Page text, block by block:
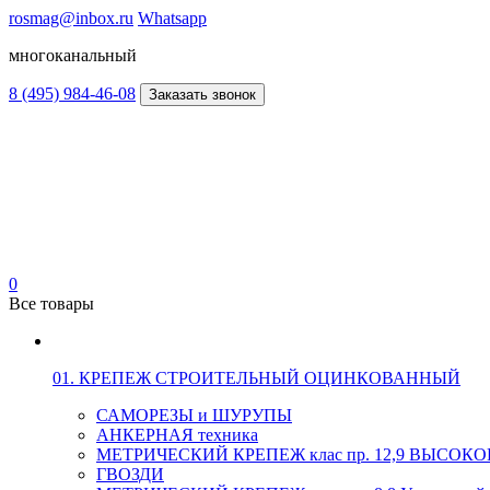
rosmag@inbox.ru Whatsapp
многоканальный
8 (495) 984-46-08 Заказать звонок
0
Все товары
01. КРЕПЕЖ СТРОИТЕЛЬНЫЙ ОЦИНКОВАННЫЙ
САМОРЕЗЫ и ШУРУПЫ
АНКЕРНАЯ техника
МЕТРИЧЕСКИЙ КРЕПЕЖ клас пр. 12,9
ГВОЗДИ